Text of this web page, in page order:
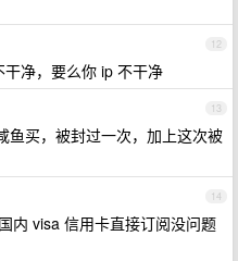
12
净，要么你 ip 不干净
13
鱼买，被封过一次，加上这次被
14
内 visa 信用卡直接订阅没问题